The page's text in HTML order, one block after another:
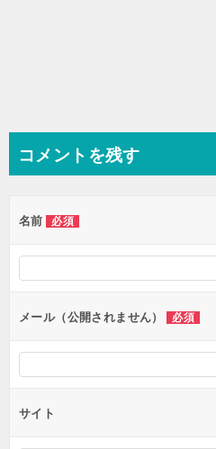
コメントを残す
名前 必須
メール（公開されません） 必須
サイト